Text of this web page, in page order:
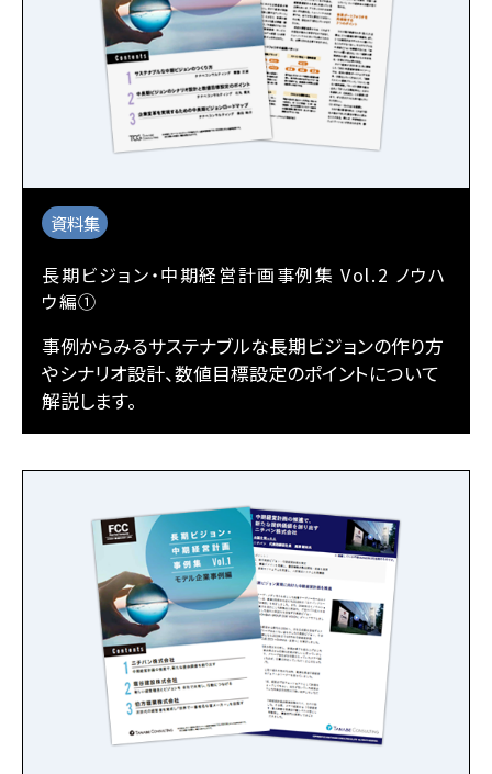
資料集
長期ビジョン・中期経営計画事例集 Vol.2 ノウハ
ウ編①
事例からみるサステナブルな長期ビジョンの作り方
やシナリオ設計、数値目標設定のポイントについて
解説します。